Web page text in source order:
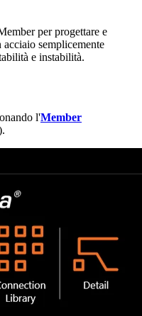
per progettare e
semplicemente
e instabilità.
l'Member